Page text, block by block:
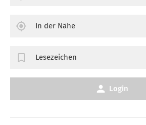
In der Nähe
Lesezeichen
Login